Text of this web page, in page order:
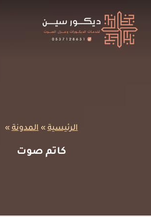
المحتوى
الرئيسية»المدونة»
كاتم صوت